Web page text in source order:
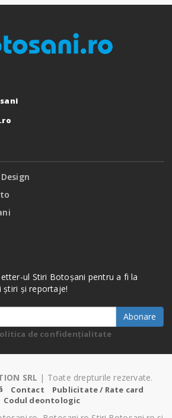
ul Stiri Botoșani pentru a fi la
știri și reportaje!
Abonare
de confidențialitate
SRL | Toate drepturile rezervate.
Contact
Publicitate / Rate card
Codul deontologic